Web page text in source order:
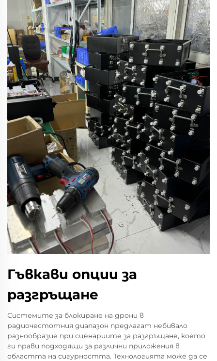
Гъвкави опции за
разгръщане
Системите за блокиране на дрони в
радиочестотния диапазон предлагат небивало
разнообразие при сценариите за разгръщане, което
ги прави подходящи за различни приложения в
областта на сигурността. Технологията може да се